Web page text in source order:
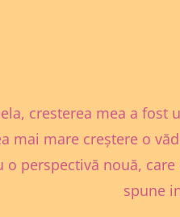
cresterea mea a fost
mai mare creștere o
perspectivă nouă,
spune